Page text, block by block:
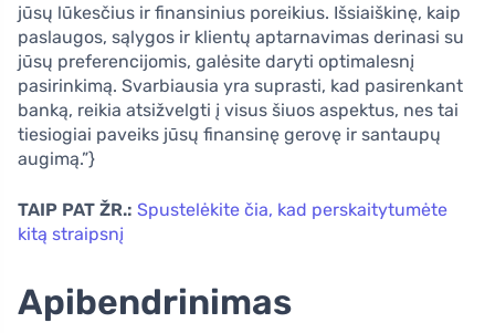
jūsų lūkesčius ir finansinius poreikius. Išsiaiškinę, kaip
paslaugos, sąlygos ir klientų aptarnavimas derinasi su
jūsų preferencijomis, galėsite daryti optimalesnį
pasirinkimą. Svarbiausia yra suprasti, kad pasirenkant
banką, reikia atsižvelgti į visus šiuos aspektus, nes tai
tiesiogiai paveiks jūsų finansinę gerovę ir santaupų
augimą.”}
TAIP PAT ŽR.: Spustelėkite čia, kad perskaitytumėte
kitą straipsnį
Apibendrinimas